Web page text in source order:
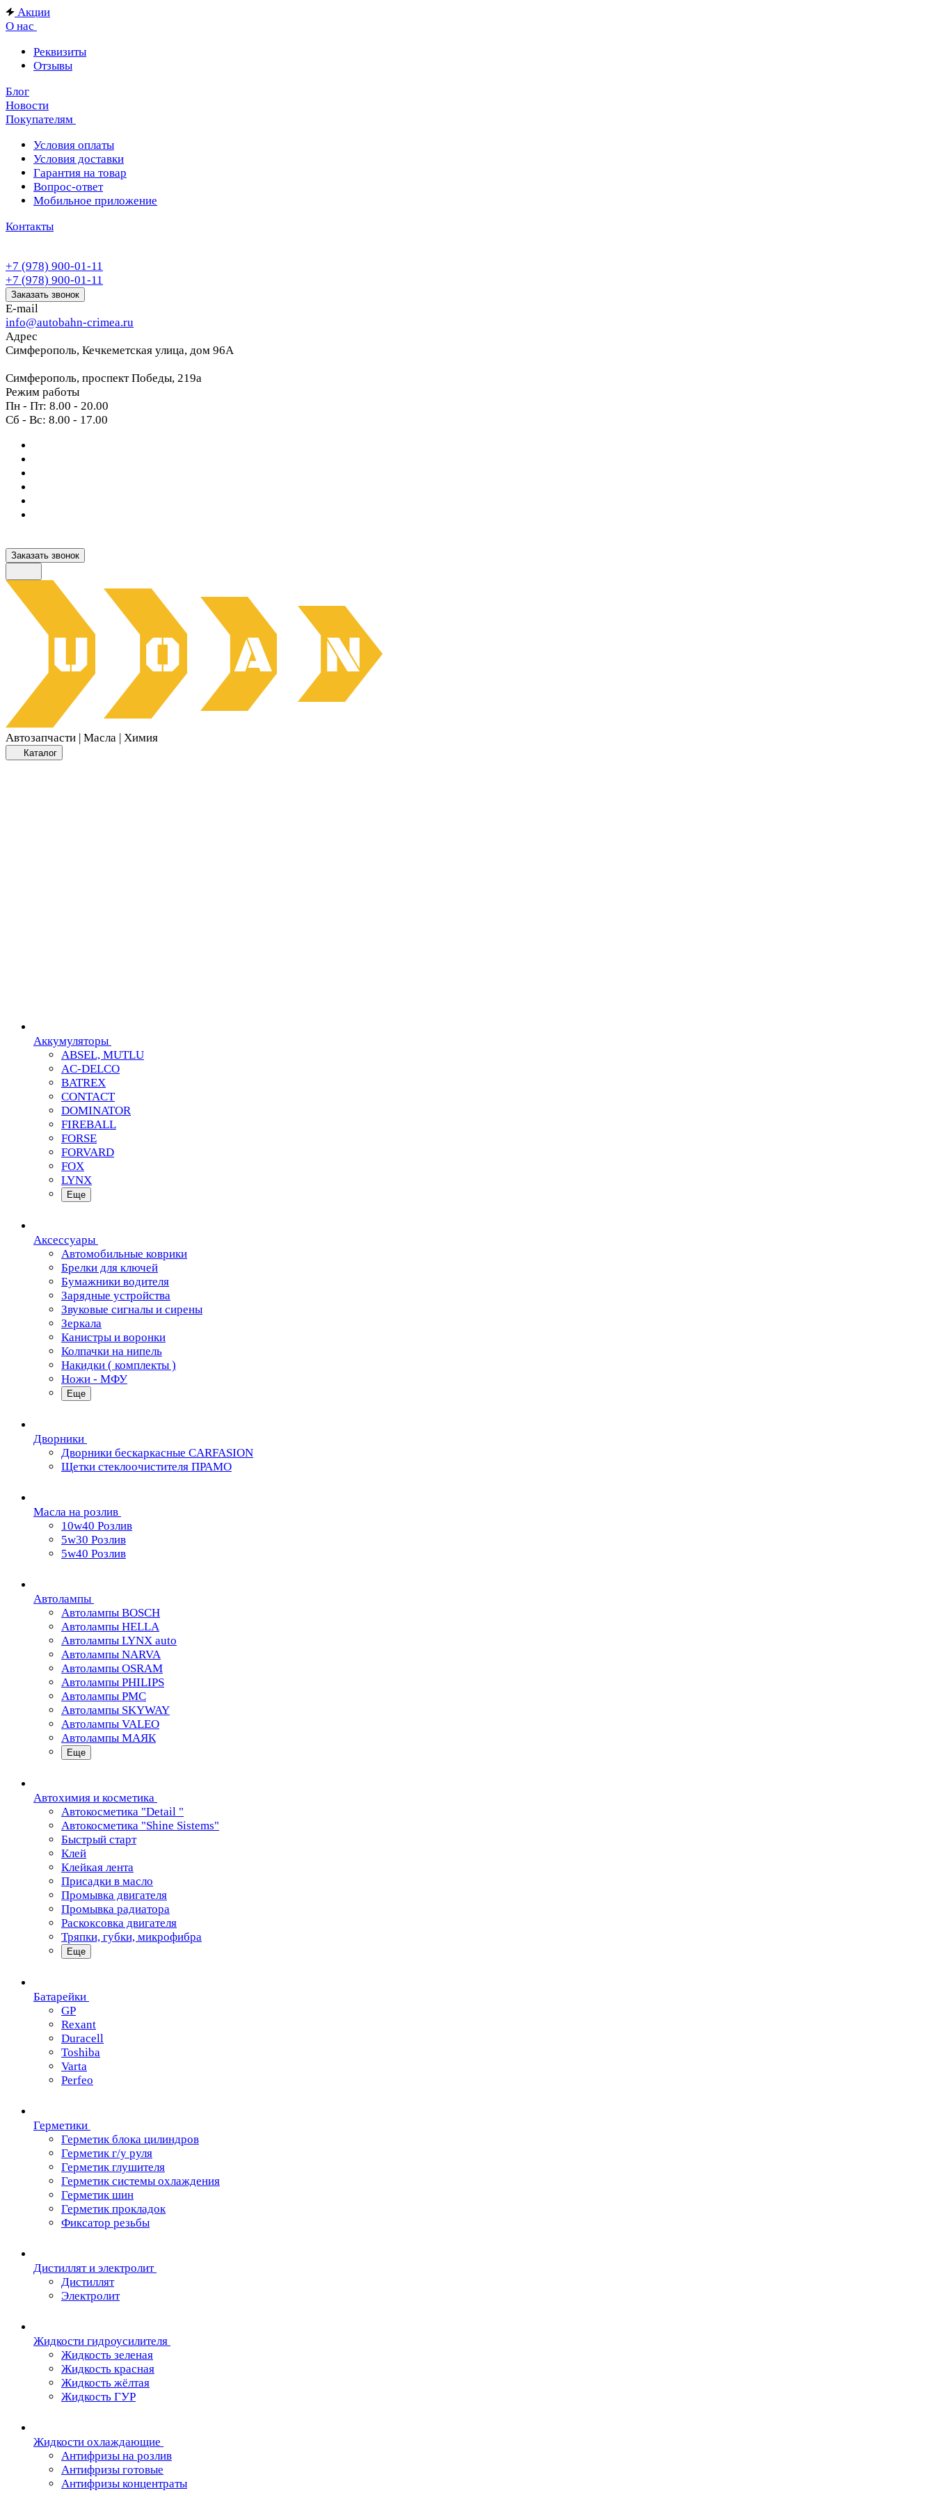
Акции
О нас
Реквизиты
Отзывы
Блог
Новости
Покупателям
Условия оплаты
Условия доставки
Гарантия на товар
Вопрос-ответ
Мобильное приложение
Контакты
+7 (978) 900-01-11
+7 (978) 900-01-11
Заказать звонок
E-mail
info@autobahn-crimea.ru
Адрес
Симферополь, Кечкеметская улица, дом 96А
Симферополь, проспект Победы, 219а
Режим работы
Пн - Пт: 8.00 - 20.00
Сб - Вс: 8.00 - 17.00
Заказать звонок
Автозапчасти | Масла | Химия
Каталог
Аккумуляторы
ABSEL, MUTLU
AC-DELCO
BATREX
CONTACT
DOMINATOR
FIREBALL
FORSE
FORVARD
FOX
LYNX
Еще
Аксессуары
Автомобильные коврики
Брелки для ключей
Бумажники водителя
Зарядные устройства
Звуковые сигналы и сирены
Зеркала
Канистры и воронки
Колпачки на нипель
Накидки ( комплекты )
Ножи - МФУ
Еще
Дворники
Дворники бескаркасные CARFASION
Щетки стеклоочистителя ПРАМО
Масла на розлив
10w40 Розлив
5w30 Розлив
5w40 Розлив
Автолампы
Автолампы BOSCH
Автолампы HELLA
Автолампы LYNX auto
Автолампы NARVA
Автолампы OSRAM
Автолампы PHILIPS
Автолампы PMC
Автолампы SKYWAY
Автолампы VALEO
Автолампы МАЯК
Еще
Автохимия и косметика
Автокосметика "Detail "
Автокосметика "Shine Sistems"
Быстрый старт
Клей
Клейкая лента
Присадки в масло
Промывка двигателя
Промывка радиатора
Раскоксовка двигателя
Тряпки, губки, микрофибра
Еще
Батарейки
GP
Rexant
Duracell
Toshiba
Varta
Perfeo
Герметики
Герметик блока цилиндров
Герметик г/у руля
Герметик глушителя
Герметик системы охлаждения
Герметик шин
Герметик прокладок
Фиксатор резьбы
Дистиллят и электролит
Дистиллят
Электролит
Жидкости гидроусилителя
Жидкость зеленая
Жидкость красная
Жидкость жёлтая
Жидкость ГУР
Жидкости охлаждающие
Антифризы на розлив
Антифризы готовые
Антифризы концентраты